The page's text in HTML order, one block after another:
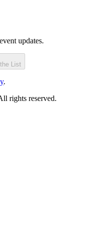
updates.
List
.
rights reserved.